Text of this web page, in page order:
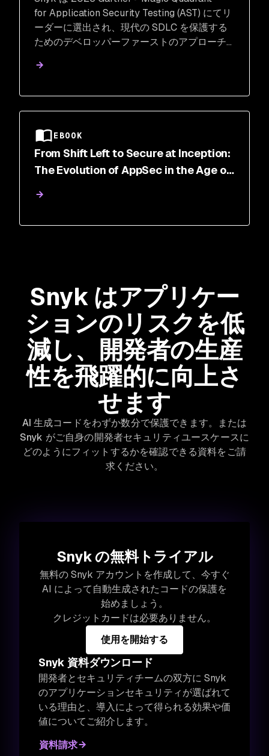
for Application Security Testing (AST) にてリ
ーダーに選出され、現代の SDLC を保護する
ためのデベロッパーファーストのアプローチ
けられました。
EBOOK
From Shift Left to Secure at Inception:
The Evolution of AppSec in the Age of
Snyk はアプリケー
ションのリスクを低
減し、開発者の生産
性を飛躍的に向上さ
せます
AI 生成コードをわずか数分で保護できます。または
Snyk がご自身の開発者セキュリティユースケースに
どのようにフィットするかを確認できる資料をご請
求ください。
Snyk の無料トライアル
無料の Snyk アカウントを作成して、今すぐ
AI によって自動生成されたコードの保護を
始めましょう。
クレジットカードは必要ありません。
使用を開始する
Snyk 資料ダウンロード
開発者とセキュリティチームの双方に Snyk
のアプリケーションセキュリティが選ばれて
いる理由と、導入によって得られる効果や価
値についてご紹介します。
資料請求